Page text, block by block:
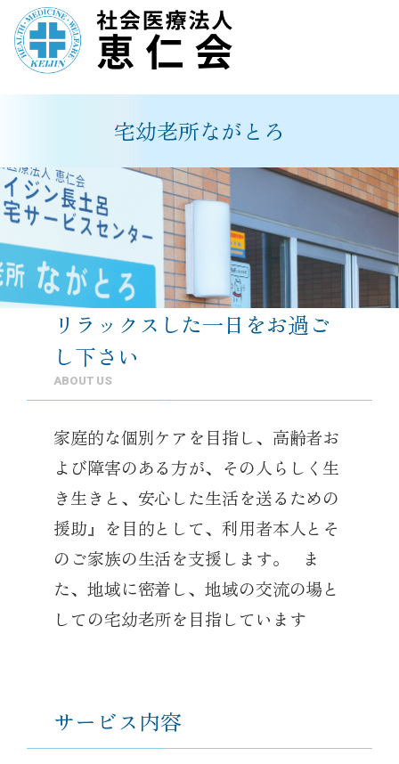
キ
ッ
プ
宅幼老所ながとろ
リラックスした一日をお過ご
し下さい
ABOUT US
家庭的な個別ケアを目指し、高齢者お
よび障害のある方が、その人らしく生
き生きと、安心した生活を送るための
援助』を目的として、利用者本人とそ
のご家族の生活を支援します。 ま
た、地域に密着し、地域の交流の場と
しての宅幼老所を目指しています
サービス内容